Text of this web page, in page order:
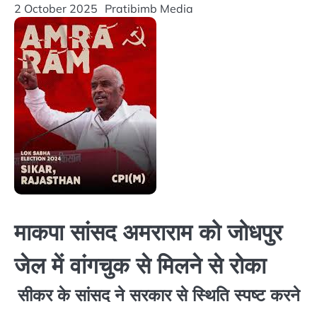
2 October 2025 Pratibimb Media
माकपा सांसद अमराराम को जोधपुर
जेल में वांगचुक से मिलने से रोका
सीकर के सांसद ने सरकार से स्थिति स्पष्ट करने